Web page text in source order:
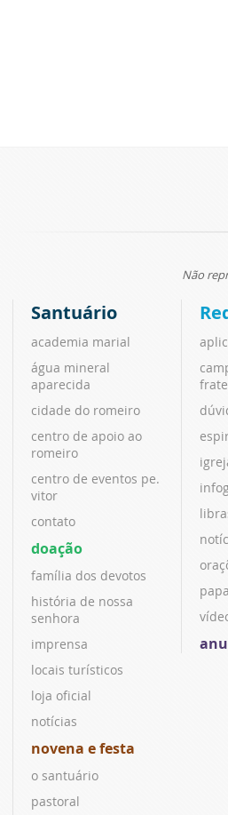
Não
Santuário
academia marial
água mineral
aparecida
cidade do romeiro
centro de apoio ao
romeiro
centro de eventos pe.
vitor
contato
doação
família dos devotos
história de nossa
senhora
imprensa
locais turísticos
loja oficial
notícias
novena e festa
o santuário
pastoral
papa